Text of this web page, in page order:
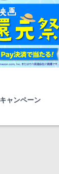
ャンペーン